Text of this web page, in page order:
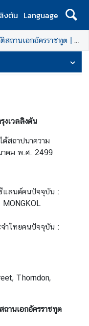
งตัน Language
เอกอัครราชทูต | History of Royal Thai Embassy
งเวลลิงตัน
ด้สถาปนาความ
าคม พ.ศ. 2499
ซีแลนด์คนปัจจุบัน :
จำไทยคนปัจจุบัน :
Thorndon,
ถานเอกอัครราชทูต